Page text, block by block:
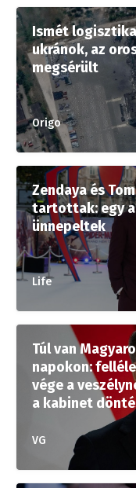
Ismét
ukránok, az
megsérült
Origo
Zendaya és
tartottak: egy
ünnepeltek
Life
Túl van
napokon:
vége a
a kabinet
VG